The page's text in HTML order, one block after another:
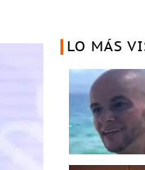
LO MÁS